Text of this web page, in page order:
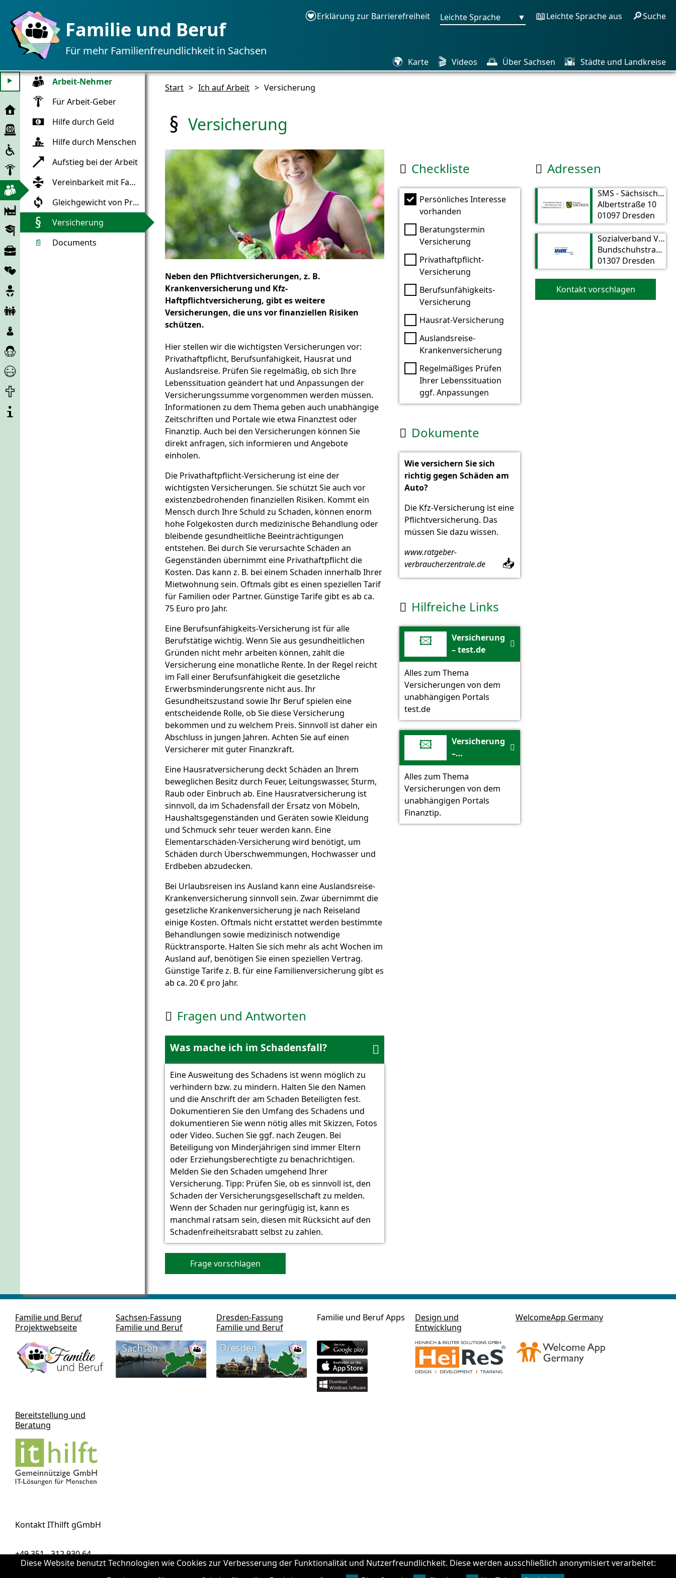
Diese Website benutzt Technologien wie Cookies zur Verbesserung der Funktionalität und Nutzerfreundlichkeit. Diese werden ausschließlich anonymisiert verarbeitet:
Familie und Beruf
Für mehr Familienfreundlichkeit in Sachsen
Erklärung zur Barrierefreiheit Leichte Sprache ▼ 📖Leichte Sprache aus 🔎Suche
🌍 Karte 🎬 Videos 🌅 Über Sachsen 🌇 Städte und Landkreise
⯈
Start
Not-
Fall-
Hilfe
Aufnahme
in
die
Gesellschaft
Eine
Firma,
die
mir
Arbeit
gibt
Ich
auf
Arbeit
Arbeit-Nehmer
Für Arbeit-Geber
Hilfe durch Geld
Hilfe durch Menschen
Aufstieg bei der Arbeit
Vereinbarkeit mit Familie
Gleichgewicht von Privat und Beruf
Versicherung
📄
Documents
Firma
Bildung
Arbeits-
Markt
In
einer
Beziehung
Schwangerschaft
Kind
und
Familie
Kinder
Junge
Menschen
Pflege
und
Hilfe
Corona-
Hilfe
Ende
des
Lebens
Über
diese
Start > Ich auf Arbeit > Versicherung
Versicherung
Neben den Pflichtversicherungen, z. B.
Krankenversicherung und Kfz-
Haftpflichtversicherung, gibt es weitere
Versicherungen, die uns vor finanziellen Risiken
schützen.
Hier stellen wir die wichtigsten Versicherungen vor:
Privathaftpflicht, Berufsunfähigkeit, Hausrat und
Auslandsreise. Prüfen Sie regelmäßig, ob sich Ihre
Lebenssituation geändert hat und Anpassungen der
Versicherungssumme vorgenommen werden müssen.
Informationen zu dem Thema geben auch unabhängige
Zeitschriften und Portale wie etwa Finanztest oder
Finanztip. Auch bei den Versicherungen können Sie
direkt anfragen, sich informieren und Angebote
einholen.
Die Privathaftpflicht-Versicherung ist eine der
wichtigsten Versicherungen. Sie schützt Sie auch vor
existenzbedrohenden finanziellen Risiken. Kommt ein
Mensch durch Ihre Schuld zu Schaden, können enorm
hohe Folgekosten durch medizinische Behandlung oder
bleibende gesundheitliche Beeinträchtigungen
entstehen. Bei durch Sie verursachte Schäden an
Gegenständen übernimmt eine Privathaftpflicht die
Kosten. Das kann z. B. bei einem Schaden innerhalb Ihrer
Mietwohnung sein. Oftmals gibt es einen speziellen Tarif
für Familien oder Partner. Günstige Tarife gibt es ab ca.
75 Euro pro Jahr.
Eine Berufsunfähigkeits-Versicherung ist für alle
Berufstätige wichtig. Wenn Sie aus gesundheitlichen
Gründen nicht mehr arbeiten können, zahlt die
Versicherung eine monatliche Rente. In der Regel reicht
im Fall einer Berufsunfähigkeit die gesetzliche
Erwerbsminderungsrente nicht aus. Ihr
Gesundheitszustand sowie Ihr Beruf spielen eine
entscheidende Rolle, ob Sie diese Versicherung
bekommen und zu welchem Preis. Sinnvoll ist daher ein
Abschluss in jungen Jahren. Achten Sie auf einen
Versicherer mit guter Finanzkraft.
Eine Hausratversicherung deckt Schäden an Ihrem
beweglichen Besitz durch Feuer, Leitungswasser, Sturm,
Raub oder Einbruch ab. Eine Hausratversicherung ist
sinnvoll, da im Schadensfall der Ersatz von Möbeln,
Haushaltsgegenständen und Geräten sowie Kleidung
und Schmuck sehr teuer werden kann. Eine
Elementarschäden-Versicherung wird benötigt, um
Schäden durch Überschwemmungen, Hochwasser und
Erdbeben abzudecken.
Bei Urlaubsreisen ins Ausland kann eine Auslandsreise-
Krankenversicherung sinnvoll sein. Zwar übernimmt die
gesetzliche Krankenversicherung je nach Reiseland
einige Kosten. Oftmals nicht erstattet werden bestimmte
Behandlungen sowie medizinisch notwendige
Rücktransporte. Halten Sie sich mehr als acht Wochen im
Ausland auf, benötigen Sie einen speziellen Vertrag.
Günstige Tarife z. B. für eine Familienversicherung gibt es
ab ca. 20 € pro Jahr.
 Fragen und Antworten
Was mache ich im Schadensfall? 
Eine Ausweitung des Schadens ist wenn möglich zu
verhindern bzw. zu mindern. Halten Sie den Namen
und die Anschrift der am Schaden Beteiligten fest.
Dokumentieren Sie den Umfang des Schadens und
dokumentieren Sie wenn nötig alles mit Skizzen, Fotos
oder Video. Suchen Sie ggf. nach Zeugen. Bei
Beteiligung von Minderjährigen sind immer Eltern
oder Erziehungsberechtigte zu benachrichtigen.
Melden Sie den Schaden umgehend Ihrer
Versicherung. Tipp: Prüfen Sie, ob es sinnvoll ist, den
Schaden der Versicherungsgesellschaft zu melden.
Wenn der Schaden nur geringfügig ist, kann es
manchmal ratsam sein, diesen mit Rücksicht auf den
Schadenfreiheitsrabatt selbst zu zahlen.
Frage vorschlagen
 Checkliste
Persönliches Interesse
vorhanden
Beratungstermin
Versicherung
Privathaftpflicht-
Versicherung
Berufsunfähigkeits-
Versicherung
Hausrat-Versicherung
Auslandsreise-
Krankenversicherung
Regelmäßiges Prüfen
Ihrer Lebenssituation
ggf. Anpassungen
 Dokumente
Wie versichern Sie sich
richtig gegen Schäden am
Auto?
Die Kfz-Versicherung ist eine
Pflichtversicherung. Das
müssen Sie dazu wissen.
www.ratgeber-
verbraucherzentrale.de
📥
 Hilfreiche Links
🖾
Versicherung
– test.de

Alles zum Thema
Versicherungen von dem
unabhängigen Portals
test.de
🖾
Versicherung
–
Finanztip.de

Alles zum Thema
Versicherungen von dem
unabhängigen Portals
Finanztip.
 Adressen
SMS - Sächsisches Ministerium für Soziales und Verbraucherschutz
Albertstraße 10
01097 Dresden
Sozialverband VdK Sachsen e. V., Beratungsstelle Dresden
Bundschuhstraße 2
01307 Dresden
Kontakt vorschlagen
Familie und Beruf
Projektwebseite
Sachsen-Fassung
Familie und Beruf
Dresden-Fassung
Familie und Beruf
Familie und Beruf Apps
Design und
Entwicklung
WelcomeApp Germany
Bereitstellung und
Beratung
Kontakt IThilft gGmbH
+49 351 - 312 930 64
info@it-hilft.de